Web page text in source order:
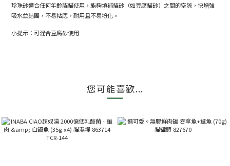
珍珠砂適合任何年齡貓貓使用，能夠填補貓砂（如豆腐貓砂）之間的空隙，快增強
吸水並結團，不易粘底，耐用且不易粉化。
小提示：可混合豆腐砂使用
您可能喜歡...